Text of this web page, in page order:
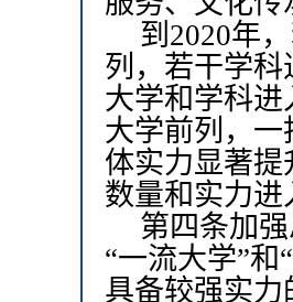
到 2020年
列，若干学
大学和学科
大学前列，
体实力显著
数量和实力
第四条加
“一流大学”
具备较强实